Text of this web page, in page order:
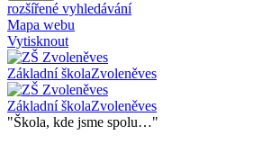
rozšířené vyhledávání
Mapa webu
Vytisknout
Základní školaZvoleněves
Základní školaZvoleněves
"Škola, kde jsme spolu…"